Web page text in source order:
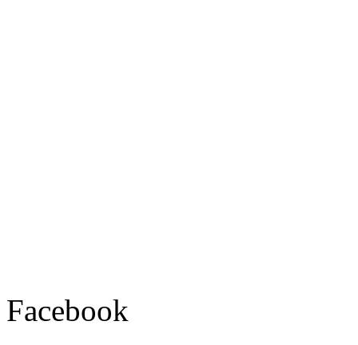
Facebook